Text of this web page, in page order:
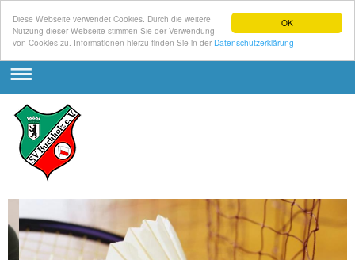
OK
Diese Webseite verwendet Cookies. Durch die weitere
Nutzung dieser Webseite stimmen Sie der Verwendung
von Cookies zu. Informationen hierzu finden Sie in der Datenschutzerklärung